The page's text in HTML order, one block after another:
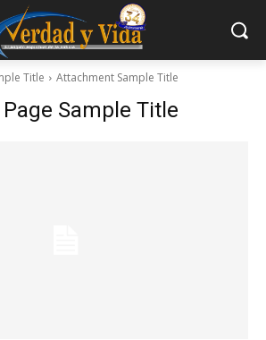
Title Attachment Sample Title
Sample Title